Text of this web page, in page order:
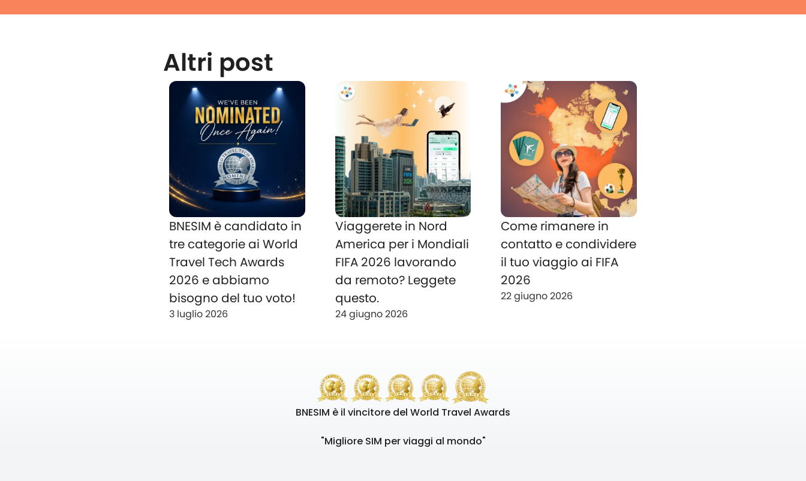
Altri post
BNESIM è candidato in
tre categorie ai World
Travel Tech Awards
2026 e abbiamo
bisogno del tuo voto!
3 luglio 2026
Viaggerete in Nord
America per i Mondiali
FIFA 2026 lavorando
da remoto? Leggete
questo.
24 giugno 2026
Come rimanere in
contatto e condividere
il tuo viaggio ai FIFA
2026
22 giugno 2026
BNESIM è il vincitore del World Travel Awards
"Migliore SIM per viaggi al mondo"